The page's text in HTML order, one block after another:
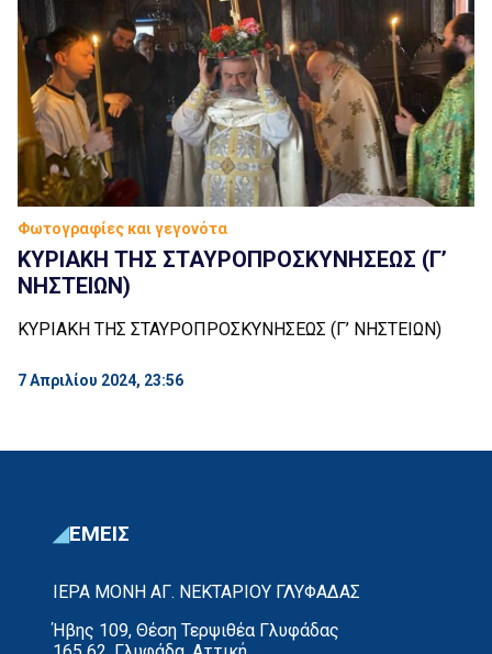
Φωτογραφίες και γεγονότα
ΚΥΡΙΑΚΗ ΤΗΣ ΣΤΑΥΡΟΠΡΟΣΚΥΝΗΣΕΩΣ (Γ’
ΝΗΣΤΕΙΩΝ)
ΚΥΡΙΑΚΗ ΤΗΣ ΣΤΑΥΡΟΠΡΟΣΚΥΝΗΣΕΩΣ (Γ’ ΝΗΣΤΕΙΩΝ)
7 Απριλίου 2024, 23:56
ΕΜΕΙΣ
ΙΕΡΑ ΜΟΝΗ ΑΓ. ΝΕΚΤΑΡΙΟΥ ΓΛΥΦΑΔΑΣ
Ήβης 109, Θέση Τερψιθέα Γλυφάδας